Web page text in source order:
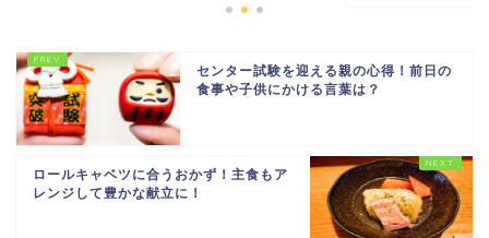
センター試験を迎える親の心得！前日の
食事や子供にかける言葉は？
ロールキャベツに合うおかず！主食もア
レンジして豊かな献立に！